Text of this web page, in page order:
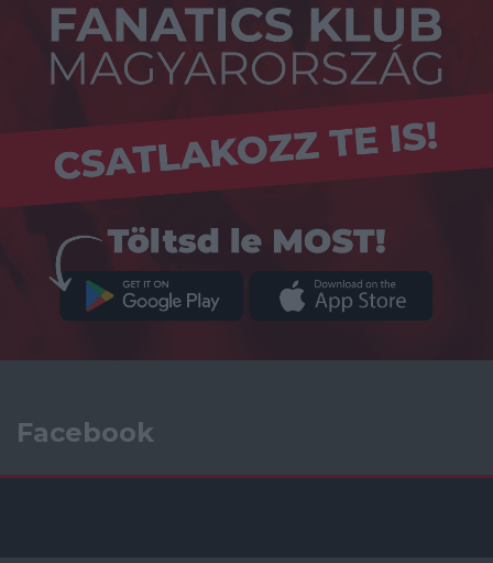
Facebook